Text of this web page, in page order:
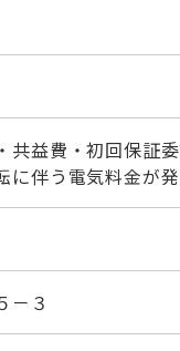
益費・初回保証委
伴う電気料金が発
－３